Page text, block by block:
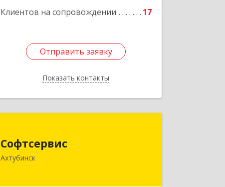
Клиентов на сопровождении 17
Отправить заявку
Показать контакты
Подробнее
Отправить заявку
Назад
Софтсервис
Ахтубинск
Ахтубинский р-н, Ахтубинск г, Ленина